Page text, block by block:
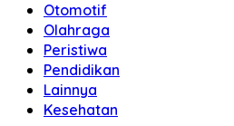
Otomotif
Olahraga
Peristiwa
Pendidikan
Lainnya
Kesehatan